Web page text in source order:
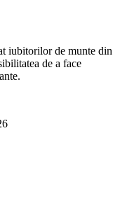
iubitorilor de munte din
de a face